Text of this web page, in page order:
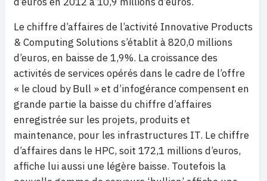
Le chiffre d’affaires de l’activité Innovative Products
& Computing Solutions s’établit à 820,0 millions
d’euros, en baisse de 1,9%. La croissance des
activités de services opérés dans le cadre de l’offre
« le cloud by Bull » et d’infogérance compensent en
grande partie la baisse du chiffre d’affaires
enregistrée sur les projets, produits et
maintenance, pour les infrastructures IT. Le chiffre
d’affaires dans le HPC, soit 172,1 millions d’euros,
affiche lui aussi une légère baisse. Toutefois la